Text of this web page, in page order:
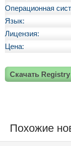
Операционная
Язык:
Лицензия:
Цена:
Скачать
Похожие